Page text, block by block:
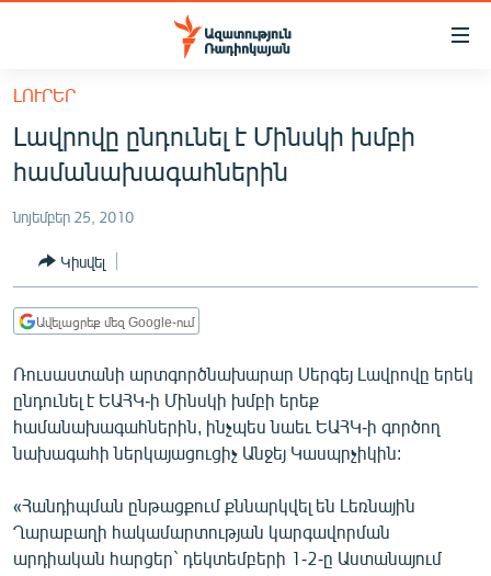
Մատչելիության
հիմնական
բովանդակությանը
Անցնել
հիմնական
մենյուին
ՀԱՅԱՍՏԱՆ
ՔԱՂԱՔԱԿԱՆ
ԸՆՏՐՈՒԹՅՈՒՆՆԵՐ 2026
ԻՐԱՎՈՒՆՔ
ՀԱՍԱՐԱԿՈՒԹՅՈՒՆ
ՂԱՐԱԲԱՂ
ՊԱՏԵՐԱԶՄԻ 6 ՇԱԲԱԹՆԵՐԸ
ՏԱՐԱԾԱՇՐՋԱՆ
ՄԻՋԱԶԳԱՅԻՆ
ՄՇԱԿՈՒՅԹ
ԼՈՒՐԵՐ
Լավրովը ընդունել է Մինսկի խմբի
համանախագահներին
նոյեմբեր 25, 2010
Կիսվել
Ավելացրեք մեզ Google-ում
Ռուսաստանի արտգործնախարար Սերգեյ Լավրովը երեկ
ընդունել է ԵԱՀԿ-ի Մինսկի խմբի երեք
համանախագահներին, ինչպես նաեւ ԵԱՀԿ-ի գործող
նախագահի ներկայացուցիչ Անջեյ Կասպրչիկին:
«Հանդիպման ընթացքում քննարկվել են Լեռնային
Ղարաբաղի հակամարտության կարգավորման
արդիական հարցեր` դեկտեմբերի 1-2-ը Աստանայում